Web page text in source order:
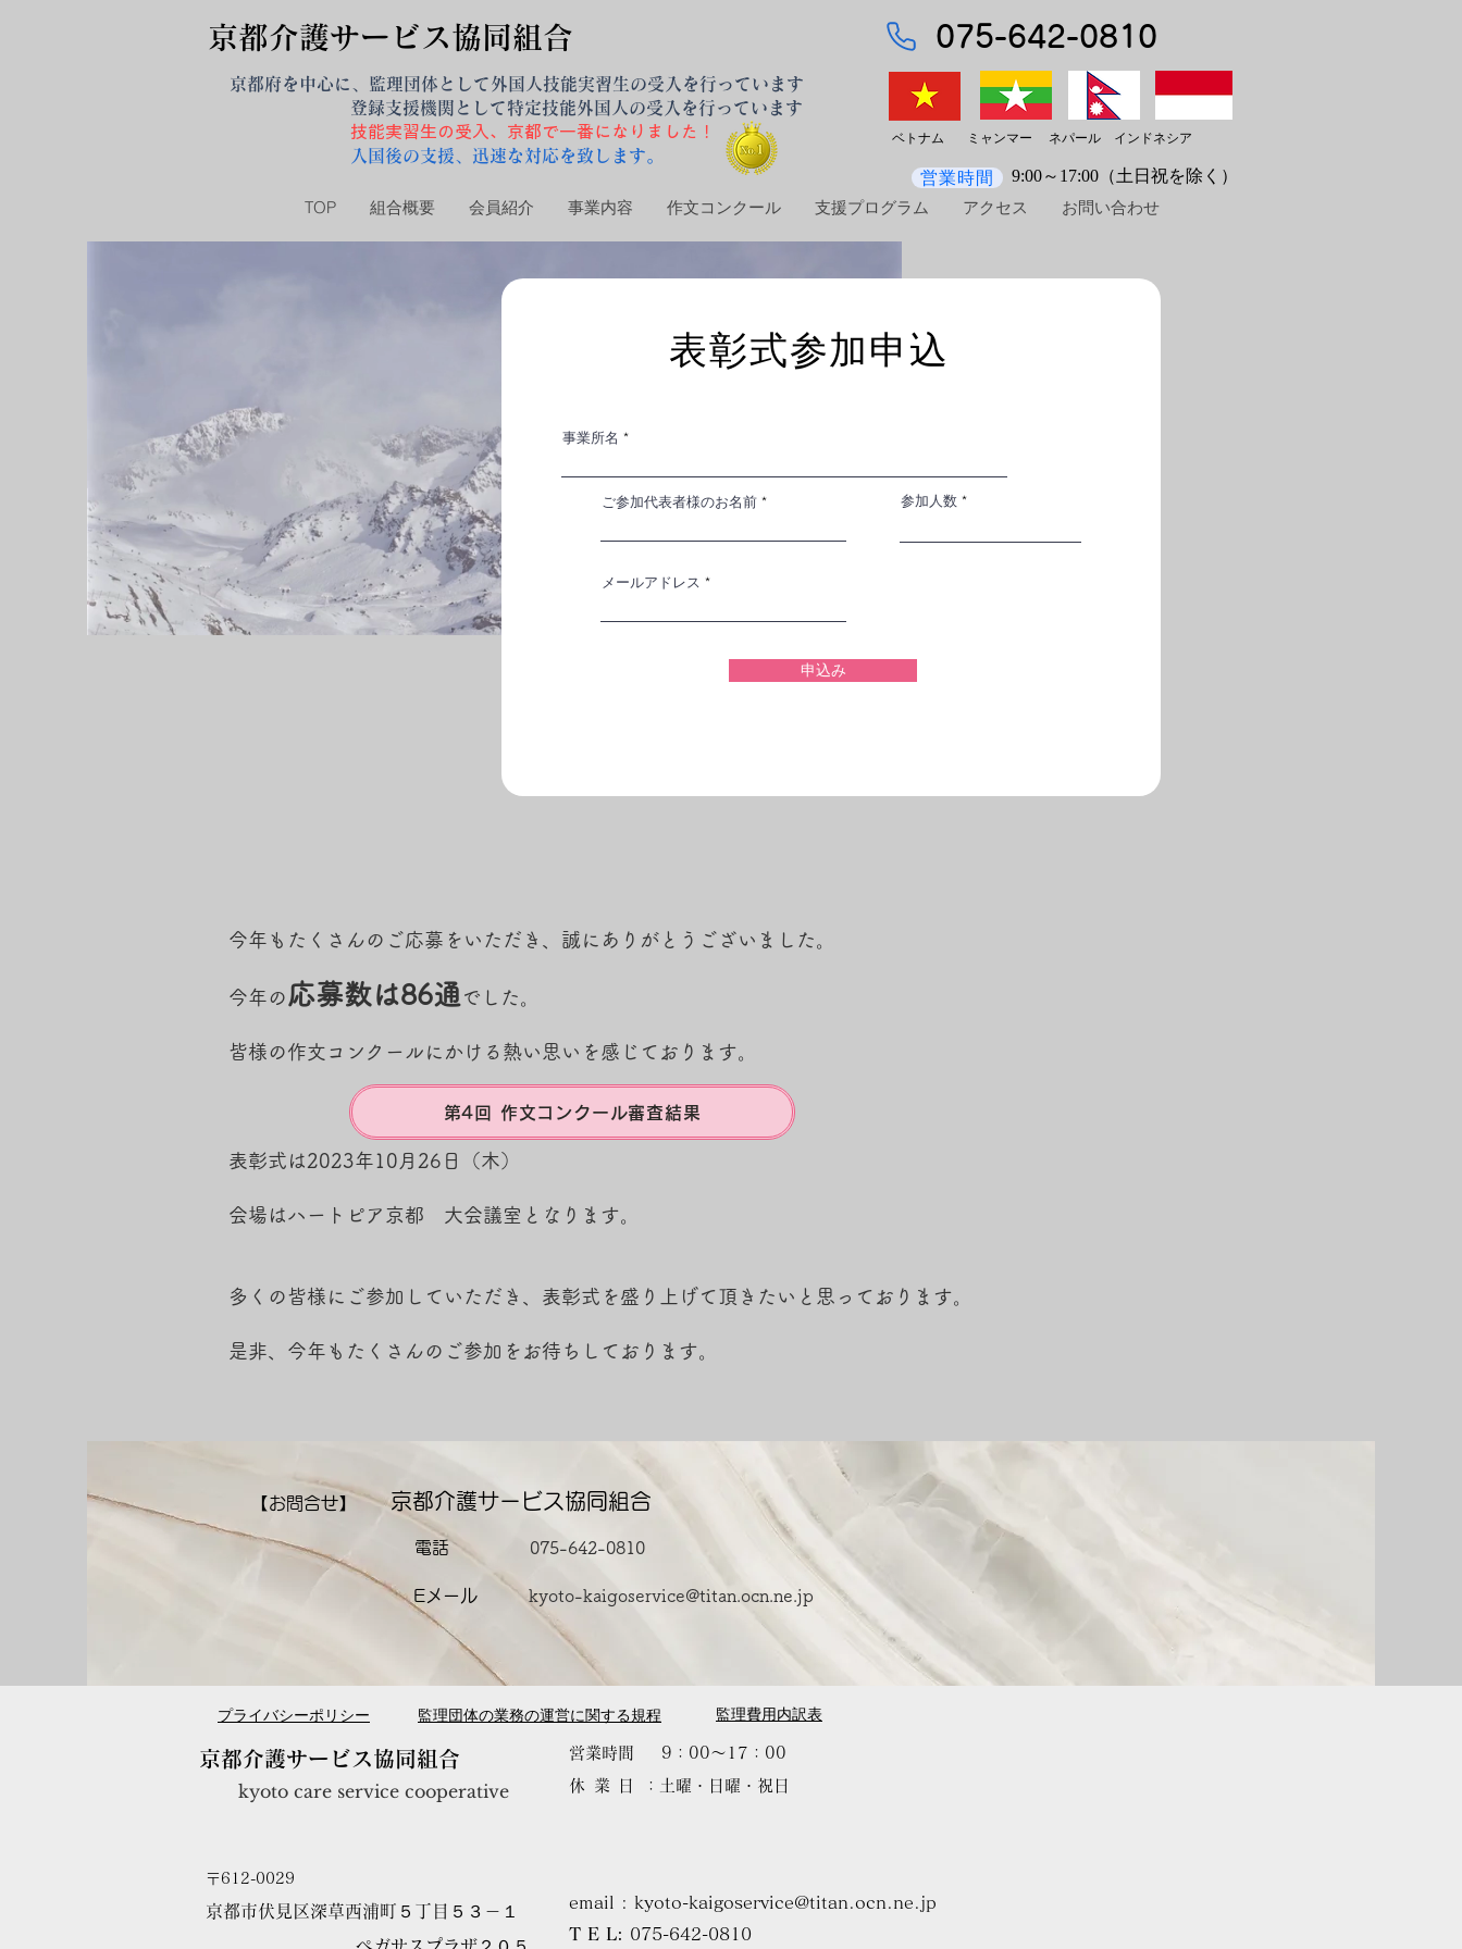
京都介護サービス協同組合
京都府を中心に、監理団体として外国人技能実習生の受入を行っています
登録支援機関として特定技能外国人の受入を行っています
技能実習生の受入、京都で一番になりました！
入国後の支援、迅速な対応を致します。
075-642-0810
ベトナム ミャンマー ネパール インドネシア
営業時間 9:00～17:00（土日祝を除く）
TOP 組合概要 会員紹介 事業内容 作文コンクール 支援プログラム アクセス お問い合わせ
表彰式参加申込
事業所名
ご参加代表者様のお名前 参加人数
メールアドレス
申込み
今年もたくさんのご応募をいただき、誠にありがとうございました。
今年の 応募数は86通 でした。
皆様の作文コンクールにかける熱い思いを感じております。
表彰式は2023年10月26日（木）
会場はハートピア京都 大会議室となります。
多くの皆様にご参加していただき、表彰式を盛り上げて頂きたいと思っております。
是非、今年もたくさんのご参加をお待ちしております。
第4回 作文コンクール審査結果
【お問合せ】京都介護サービス協同組合
電話 075-642-0810
Eメール kyoto-kaigoservice@titan.ocn.ne.jp
​プライバシーポリシー 監理団体の業務の運営に関する規程 監理費用内訳表
京都介護サービス協同組合
kyoto care service cooperative
営業時間
9：00〜17：00
休業日
：土曜・日曜・祝日
〒612-0029
京都市伏見区深草西浦町５丁目５３－１
email : kyoto-kaigoservice@titan.ocn.ne.jp
T E L: 075-642-0810